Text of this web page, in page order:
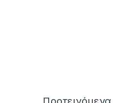
Brands Carousel